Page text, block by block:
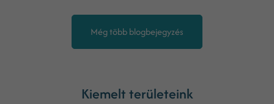
Még több blogbejegyzés
Kiemelt területeink